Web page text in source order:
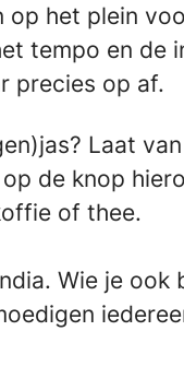
het plein
tempo en de
precies op af.
Laat
de knop
of thee.
Wie je ook